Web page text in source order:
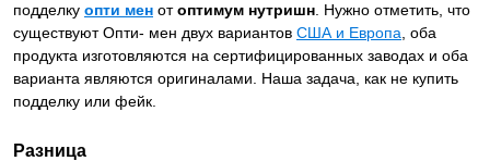
подделку опти мен отоптимум нутришн . Нужно отметить, что
существуют Опти- мен двух вариантов США и Европа , оба
продукта изготовляются на сертифицированных заводах и оба
варианта являются оригиналами. Наша задача, как не купить
подделку или фейк.
Разница